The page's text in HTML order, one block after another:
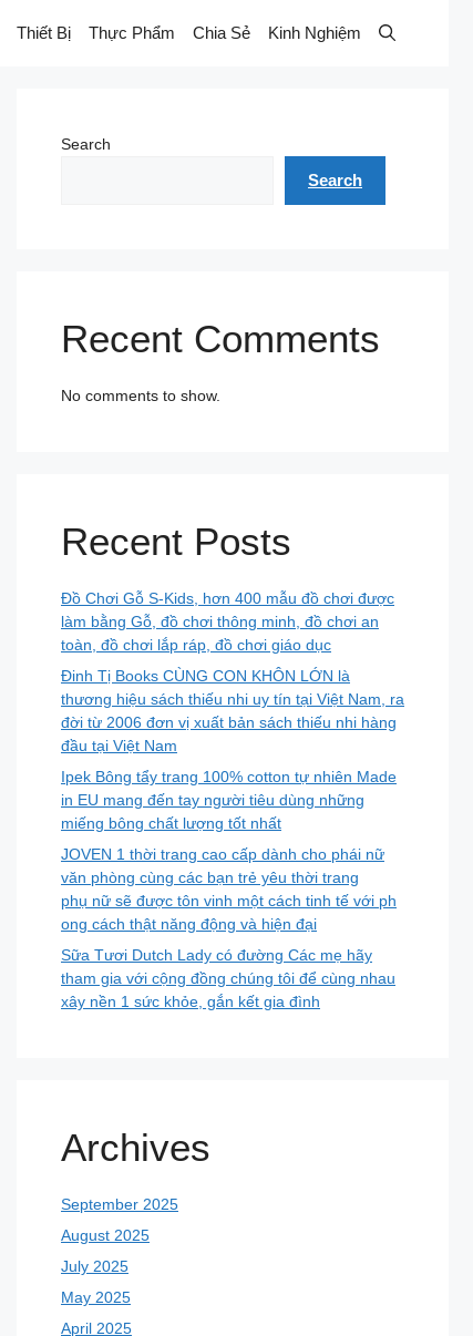
Thiết Bị Thực Phẩm Chia Sẻ Kinh Nghiệm
Search
Search
Recent Comments
No comments to show.
Recent Posts
Đồ Chơi Gỗ S-Kids, hơn 400 mẫu đồ chơi được
làm bằng Gỗ, đồ chơi thông minh, đồ chơi an
toàn, đồ chơi lắp ráp, đồ chơi giáo dục
Đinh Tị Books CÙNG CON KHÔN LỚN là
thương hiệu sách thiếu nhi uy tín tại Việt Nam, ra
đời từ 2006 đơn vị xuất bản sách thiếu nhi hàng
đầu tại Việt Nam
Ipek Bông tẩy trang 100% cotton tự nhiên Made
in EU mang đến tay người tiêu dùng những
miếng bông chất lượng tốt nhất
JOVEN 1 thời trang cao cấp dành cho phái nữ
văn phòng cùng các bạn trẻ yêu thời trang
phụ nữ sẽ được tôn vinh một cách tinh tế với ph
ong cách thật năng động và hiện đại
Sữa Tươi Dutch Lady có đường Các mẹ hãy
tham gia với cộng đồng chúng tôi để cùng nhau
xây nền 1 sức khỏe, gắn kết gia đình
Archives
September 2025
August 2025
July 2025
May 2025
April 2025